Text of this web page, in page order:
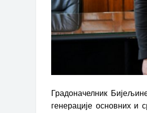
Градоначелник
генерације основних и